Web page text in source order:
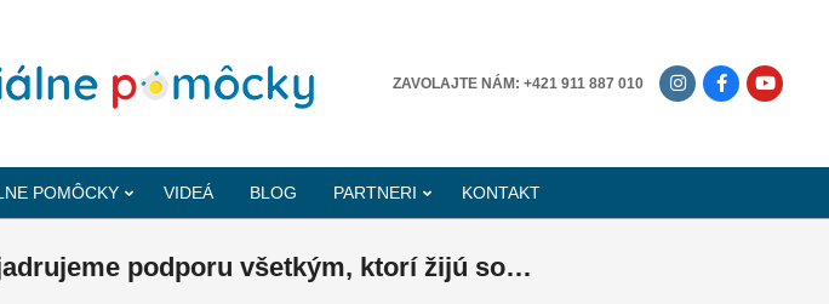
ZAVOLAJTE NÁM: +421 911 887 010
POMÔCKY VIDEÁ BLOG PARTNERI KONTAKT
podporu všetkým, ktorí žijú so…